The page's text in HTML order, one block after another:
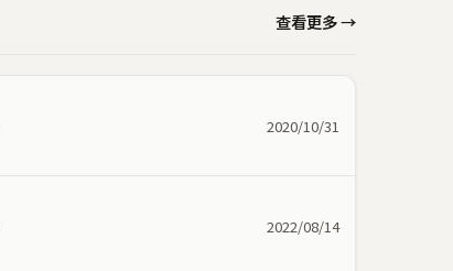
查看更多 →
2020/10/31
2022/08/14